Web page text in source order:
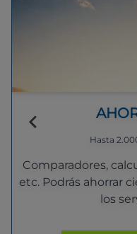
Hasta
Comparadores,
etc. Podrás ahorrar
los